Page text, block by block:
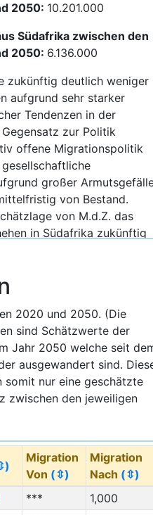
2050: 10.201.000
Südafrika zwischen den
2050: 6.136.000
zukünftig deutlich weniger
aufgrund sehr starker
Tendenzen in der
zur Politik
offene Migrationspolitik
großer
von Bestand.
von M.d.Z. das
in Südafrika zukünftig
der Abwanderung;
von 4,1
im langen Zeitraum von
sich eine finale
77,6 Millionen Menschen
Vor allem die Metropolen
Anteil des Wachstums
Zeitraum 17,5
betragen würde.
in den vier
Südafrikas insgesamt
(24,8 Mio.) während
Sichtweise von M.d.Z. mit
2020 und 2050. (Die
sind Schätzwerte der
Jahr 2050 welche seit
ausgewandert sind.
somit nur eine geschätzte
zwischen den jeweiligen
Migration
Von (⇳)
Migration
Nach (⇳)
***
1,000